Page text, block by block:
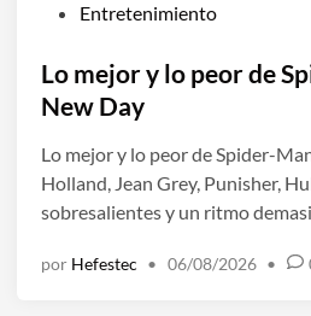
b
l
c
a
d
e
Entretenimiento
Lo mejor y lo peor de
New Day
Lo mejor y lo peor de Spider-
Holland, Jean Grey, Punisher,
sobresalientes y un ritmo
por Hefestec • 06/08/2026 •